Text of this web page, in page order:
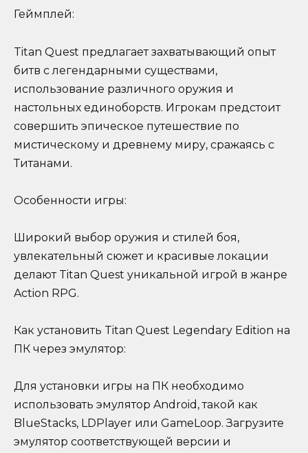
Геймплей:
Titan Quest предлагает захватывающий опыт
битв с легендарными существами,
использование различного оружия и
настольных единоборств. Игрокам предстоит
совершить эпическое путешествие по
мистическому и древнему миру, сражаясь с
Титанами.
Особенности игры:
Широкий выбор оружия и стилей боя,
увлекательный сюжет и красивые локации
делают Titan Quest уникальной игрой в жанре
Action RPG.
Как установить Titan Quest Legendary Edition на
ПК через эмулятор:
Для установки игры на ПК необходимо
использовать эмулятор Android, такой как
BlueStacks, LDPlayer или GameLoop. Загрузите
эмулятор соответствующей версии и